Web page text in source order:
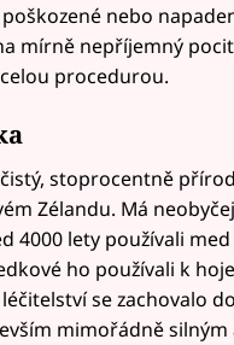
nebo
mírně nepříjemný
procedurou.
stoprocentně
Zélandu. Má
4000 lety používali
ho používali k
se zachovalo
mimořádně